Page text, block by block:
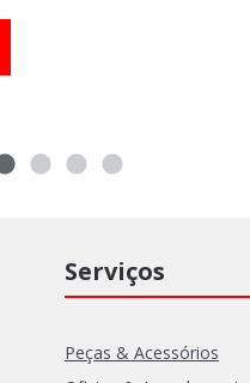
Serviços
Peças & Acessórios